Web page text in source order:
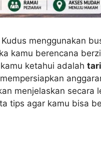
menggunakan
kamu berencana
ketahui adalah
menjelaskan secara
tips agar kamu bisa